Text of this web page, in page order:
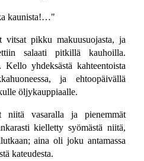
kaunista!…"
vitsat pikku makuusuojasta, ja
salaati pitkillä kauhoilla.
yhdeksästä kahteentoista
ja ehtoopäivällä
öljykauppiaalle.
niitä vasaralla ja pienemmät
kielletty syömästä niitä,
aina oli joku antamassa
kateudesta.